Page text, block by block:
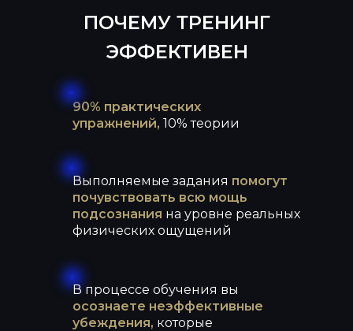
ПОЧЕМУ ТРЕНИНГ
ЭФФЕКТИВЕН
Выполняемые задания помогут
почувствовать всю мощь
подсознания на уровне реальных
физических ощущений
90% практических
упражнений, 10% теории
В процессе обучения вы
осознаете неэффективные
убеждения, которые